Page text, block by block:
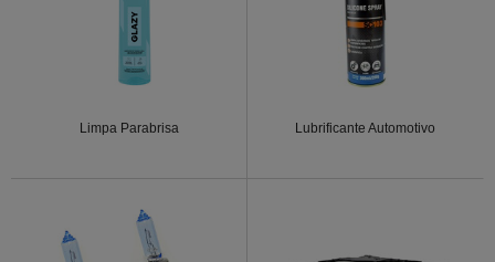
Limpa Parabrisa Lubrificante Automotivo